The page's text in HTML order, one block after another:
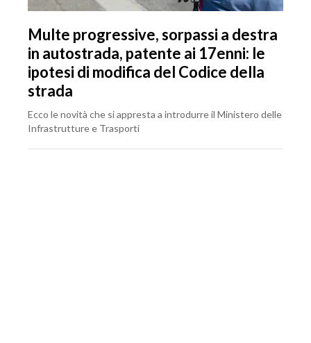
Multe progressive, sorpassi a destra
in autostrada, patente ai 17enni: le
ipotesi di modifica del Codice della
strada
Ecco le novità che si appresta a introdurre il Ministero delle
Infrastrutture e Trasporti